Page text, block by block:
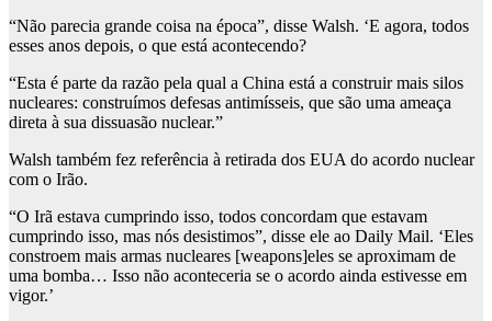
“Não parecia grande coisa na época”, disse Walsh. ‘E agora, todos
esses anos depois, o que está acontecendo?
“Esta é parte da razão pela qual a China está a construir mais silos
nucleares: construímos defesas antimísseis, que são uma ameaça
direta à sua dissuasão nuclear.”
Walsh também fez referência à retirada dos EUA do acordo nuclear
com o Irão.
“O Irã estava cumprindo isso, todos concordam que estavam
cumprindo isso, mas nós desistimos”, disse ele ao Daily Mail. ‘Eles
constroem mais armas nucleares [weapons]eles se aproximam de
uma bomba… Isso não aconteceria se o acordo ainda estivesse em
vigor.’